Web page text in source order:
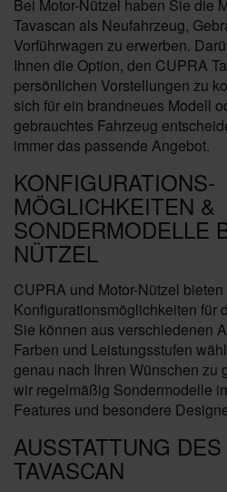
Bei Motor-Nützel haben Sie die
Tavascan als Neufahrzeug,
Vorführwagen zu erwerben.
Ihnen die Option, den CUPRA
persönlichen Vorstellungen zu
sich für ein brandneues Modell
gebrauchtes Fahrzeug
immer das passende Angebot.
KONFIGURATIONS-
MÖGLICHKEITEN &
SONDERMODELLE
NÜTZEL
CUPRA und Motor-Nützel
Konfigurationsmöglichkeiten für
Sie können aus verschiedenen
Farben und Leistungsstufen
genau nach Ihren Wünschen zu
wir regelmäßig Sondermodelle
Features und besondere
AUSSTATTUNG
TAVASCAN